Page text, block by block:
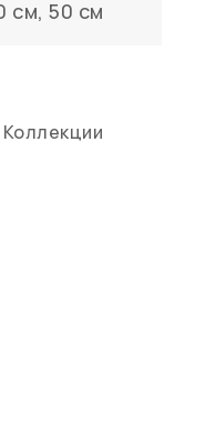
см,50 см
Коллекции